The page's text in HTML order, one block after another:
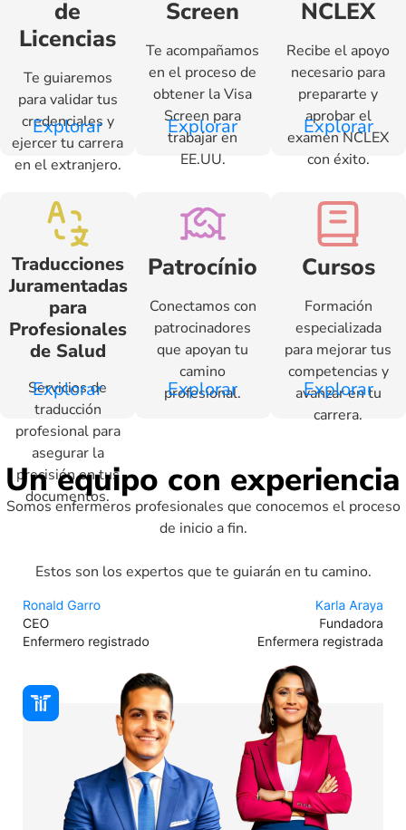
de
Licencias
Te guiaremos
para validar tus
credenciales y
ejercer tu carrera
en el extranjero.
Explorar
Screen
Te acompañamos
en el proceso de
obtener la Visa
Screen para
trabajar en
EE.UU.
Explorar
NCLEX
Recibe el apoyo
necesario para
prepararte y
aprobar el
examen NCLEX
con éxito.
Explorar
Traducciones
Juramentadas
para
Profesionales
de Salud
Servicios de
traducción
profesional para
asegurar la
precisión en tus
documentos.
Explorar
Patrocínio
Conectamos con
patrocinadores
que apoyan tu
camino
profesional.
Explorar
Cursos
Formación
especializada
para mejorar tus
competencias y
avanzar en tu
carrera.
Explorar
Un equipo con experiencia
Somos enfermeros profesionales que conocemos el proceso
de inicio a fin.
Estos son los expertos que te guiarán en tu camino.